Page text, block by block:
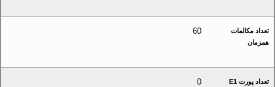
تعداد مکالمات
همزمان
60
تعداد پورت E1 0